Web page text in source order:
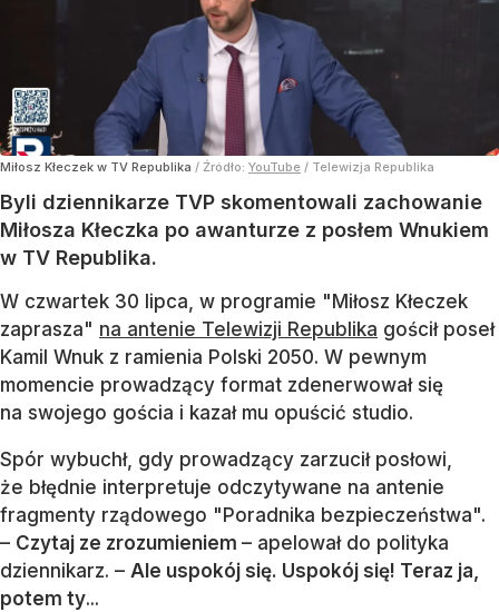
Miłosz Kłeczek w TV Republika / Źródło: YouTube / Telewizja Republika
Byli dziennikarze TVP skomentowali zachowanie
Miłosza Kłeczka po awanturze z posłem Wnukiem
w TV Republika.
W czwartek 30 lipca, w programie "Miłosz Kłeczek
zaprasza" na antenie Telewizji Republika gościł poseł
Kamil Wnuk z ramienia Polski 2050. W pewnym
momencie prowadzący format zdenerwował się
na swojego gościa i kazał mu opuścić studio.
Spór wybuchł, gdy prowadzący zarzucił posłowi,
że błędnie interpretuje odczytywane na antenie
fragmenty rządowego "Poradnika bezpieczeństwa".
– Czytaj ze zrozumieniem – apelował do polityka
dziennikarz. – Ale uspokój się. Uspokój się! Teraz ja,
potem ty...